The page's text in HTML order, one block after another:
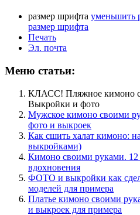
размер шрифта уменьшить
размер шрифта
Печать
Эл. почта
Меню статьи:
КЛАСС! Пляжное кимоно
Выкройки и фото
Мужское кимоно своими
фото и выкроек
Как сшить халат кимоно:
выкройками)
Кимоно своими руками. 12
вдохновения
ФОТО и выкройки как
моделей для примера
Платье кимоно своими
и выкроек для примера